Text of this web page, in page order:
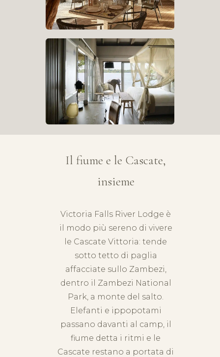
Il fiume e le Cascate,
insieme
Victoria Falls River Lodge è
il modo più sereno di vivere
le Cascate Vittoria: tende
sotto tetto di paglia
affacciate sullo Zambezi,
dentro il Zambezi National
Park, a monte del salto.
Elefanti e ippopotami
passano davanti al camp, il
fiume detta i ritmi e le
Cascate restano a portata di